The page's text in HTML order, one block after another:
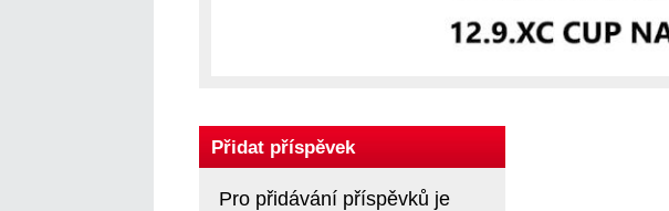
Přidat příspěvek
Pro přidávání příspěvků je